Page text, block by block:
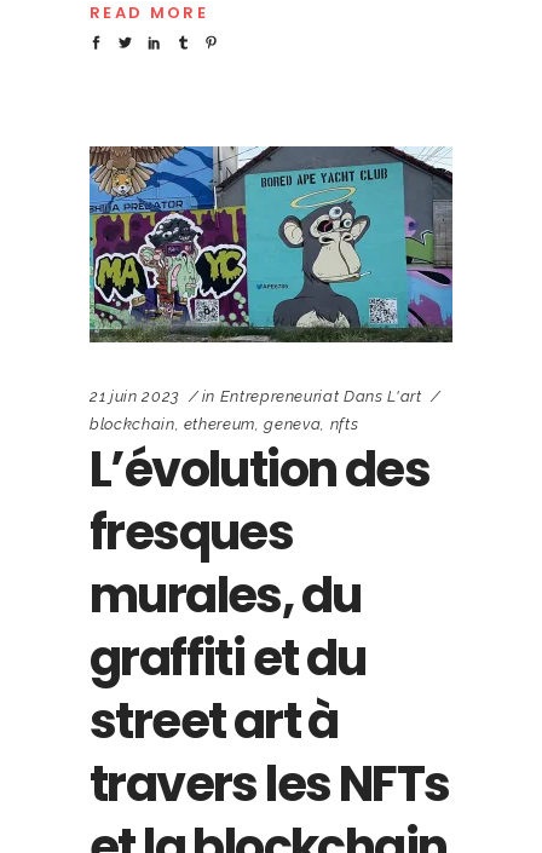
READ MORE
21 juin 2023 in Entrepreneuriat Dans L'art
blockchain, ethereum,geneva, nfts
L’évolution des
fresques
murales, du
graffiti et du
street art à
travers les NFTs